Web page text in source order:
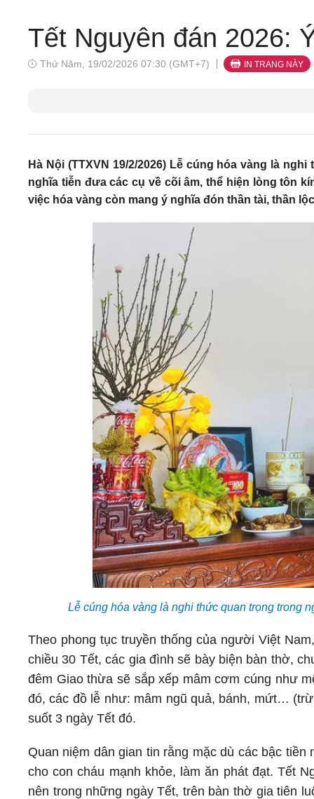
Tết Nguyên đán 2026:
Thứ Năm, 19/02/2026 07:30 (GMT+7) IN TRANG NÀY
Hà Nội (TTXVN 19/2/2026) Lễ cúng hóa vàng là
nghĩa tiễn đưa các cụ về cõi âm, thể hiện lòng tôn
việc hóa vàng còn mang ý nghĩa đón thần tài, thần
Lễ cúng hóa vàng là nghi thức quan trọng trong
Theo phong tục truyền thống của người Việt
chiều 30 Tết, các gia đình sẽ bày biện bàn thờ,
đêm Giao thừa sẽ sắp xếp mâm cơm cúng như
đó, các đồ lễ như: mâm ngũ quả, bánh, mứt…
suốt 3 ngày Tết đó.
Quan niệm dân gian tin rằng mặc dù các bậc
cho con cháu mạnh khỏe, làm ăn phát đạt. Tết
nên trong những ngày Tết, trên bàn thờ gia tiên